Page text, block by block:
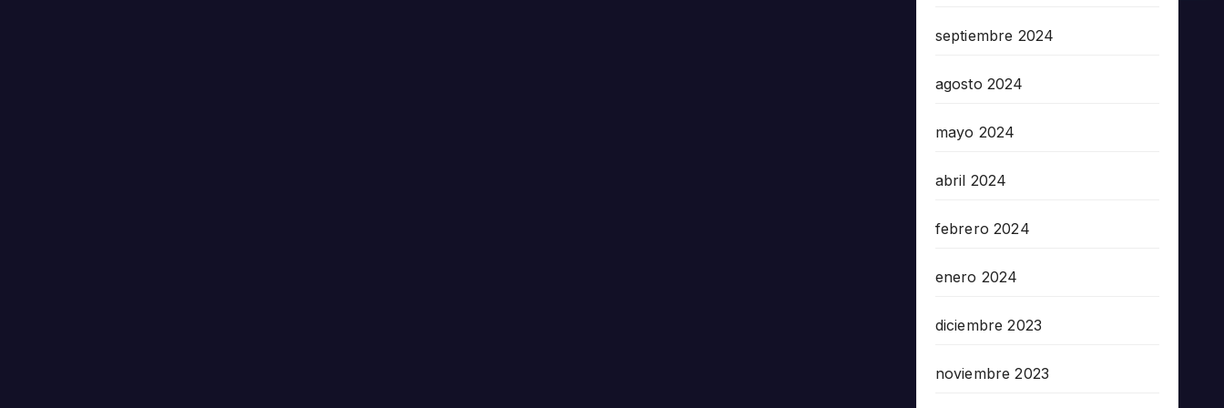
septiembre 2024
agosto 2024
mayo 2024
abril 2024
febrero 2024
enero 2024
diciembre 2023
noviembre 2023